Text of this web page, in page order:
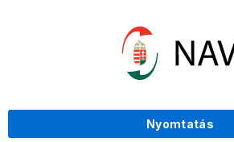
Nyomtatás